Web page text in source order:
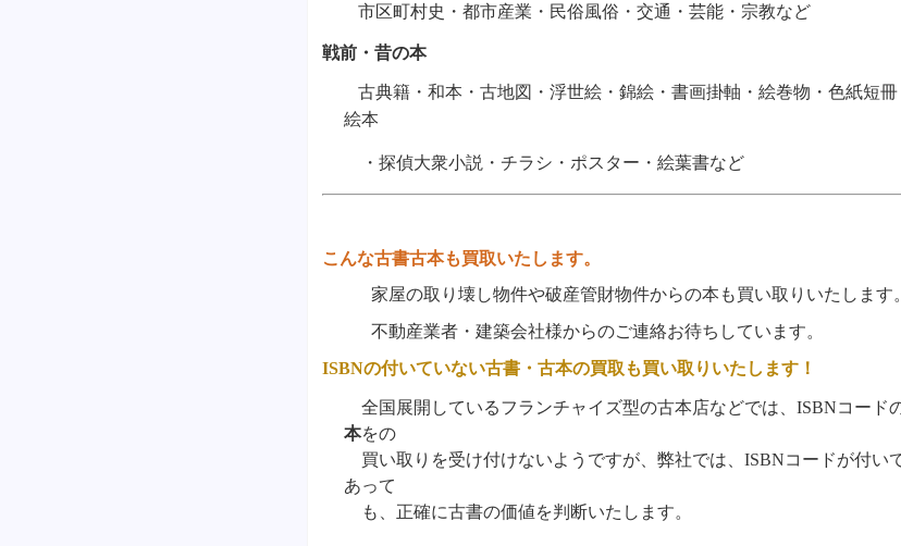
市区町村史・都市産業・民俗風俗・交通・芸能・宗教など
戦前・昔の本
古典籍・和本・古地図・浮世絵・錦絵・書画掛軸・絵巻物・色紙短
絵本
・探偵大衆小説・チラシ・ポスター・絵葉書など
こんな古書古本も買取いたします。
家屋の取り壊し物件や破産管財物件からの本も買い取りいたします。
不動産業者・建築会社様からのご連絡お待ちしています。
ISBNの付いていない古書・古本の買取も買い取りいたします！
全国展開しているフランチャイズ型の古本店などでは、 ISBNコード
本をの
買い取りを受け付けないようですが、弊社では、 ISBNコードが付い
あって
も、正確に古書の価値を判断いたします。